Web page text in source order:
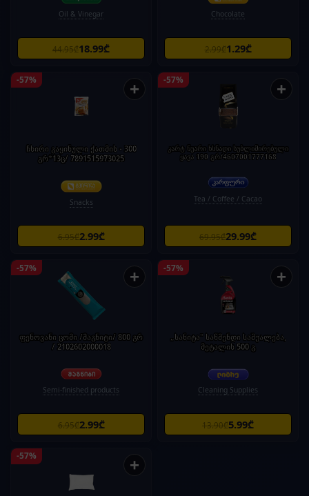
Oil & Vinegar
44.95₾18.99₾
Chocolate
2.99₾1.29₾
-57% +
ჩხირი გაყინული ქათმის - 300
გრ*13ც/ 7891515973025
Snacks
6.95₾2.99₾
-57% +
კარტ ნუარი ხსნადი სუბლიმირებული
ყავა 190 გრ/4607001777168
Tea / Coffee / Cacao
69.95₾29.99₾
-57% +
ფენოვანი ცომი /მაგნიტი/ 800 გრ
/ 2102602000018
Semi-finished products
6.95₾2.99₾
-57% +
„სანიტა" საწმენდი საშუალება,
მეტალის 500 გ
Cleaning Supplies
13.90₾5.99₾
-57% +